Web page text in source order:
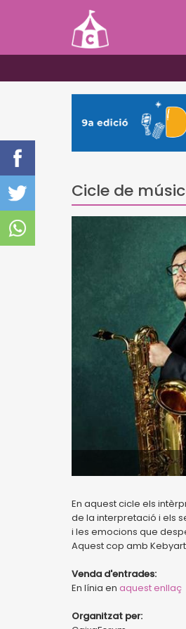
Cicle de
En aquest cicle els
de la interpretació i els
i les emocions que
Aquest cop amb
Venda d'entrades:
En línia en aquest enllaç
Organitzat per: